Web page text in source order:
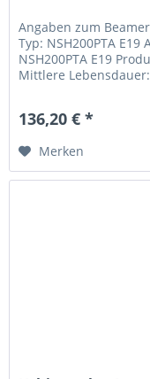
Angaben zum
Typ: NSH200PTA
NSH200PTA E19
Mittlere
136,20 € *
Merken